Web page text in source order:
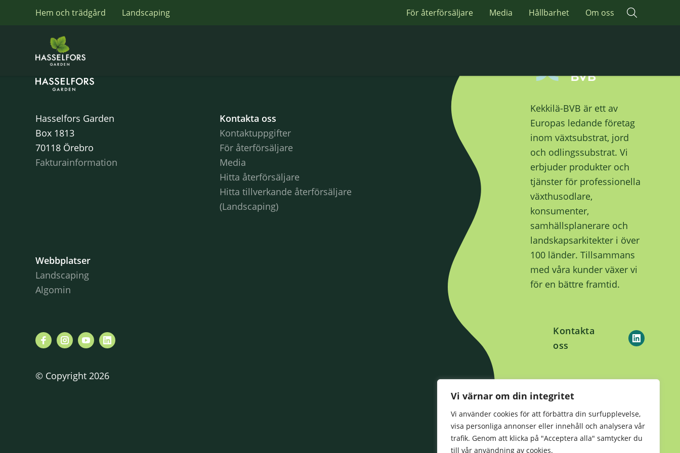
Vi värnar om din integritet
Vi använder cookies för att förbättra din surfupplevelse,
visa personliga annonser eller innehåll och analysera vår
trafik. Genom att klicka på "Acceptera alla" samtycker du
till vår användning av cookies.
Hem och trädgård Landscaping För återförsäljare Media Hållbarhet Om oss
Hasselfors Garden
Box 1813
70118 Örebro
Fakturainformation
Kontakta oss
Kontaktuppgifter
För återförsäljare
Media
Hitta återförsäljare
Hitta tillverkande återförsäljare
(Landscaping)
Webbplatser
Landscaping
Algomin
© Copyright 2026
Kekkilä-BVB är ett av
Europas ledande företag
inom växtsubstrat, jord
och odlingssubstrat. Vi
erbjuder produkter och
tjänster för professionella
växthusodlare,
konsumenter,
samhällsplanerare och
landskapsarkitekter i över
100 länder. Tillsammans
med våra kunder växer vi
för en bättre framtid.
Kontakta
oss
Hållbarhet• Integritetsmeddelande